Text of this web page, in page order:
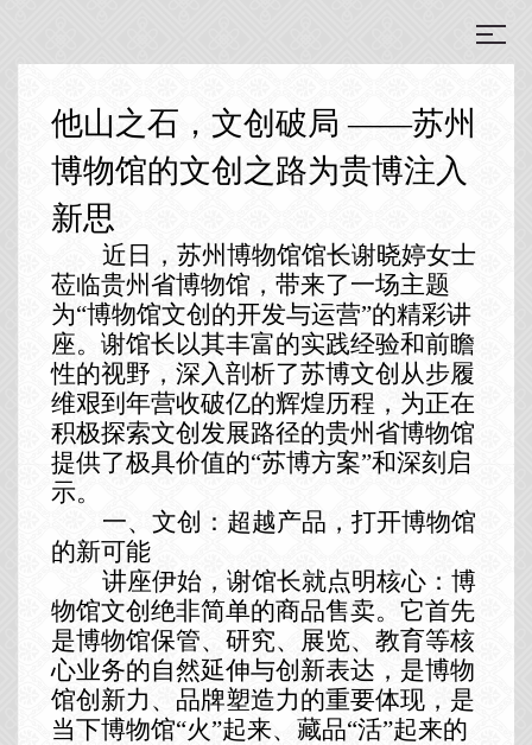
他山之石，文创破局 ——苏州
博物馆的文创之路为贵博注入
新思
近日，苏州博物馆馆长谢晓婷女士
莅临贵州省博物馆，带来了一场主题
为“博物馆文创的开发与运营”的精彩讲
座。谢馆长以其丰富的实践经验和前瞻
性的视野，深入剖析了苏博文创从步履
维艰到年营收破亿的辉煌历程，为正在
积极探索文创发展路径的贵州省博物馆
提供了极具价值的“苏博方案”和深刻启
示。
一、文创：超越产品，打开博物馆
的新可能
讲座伊始，谢馆长就点明核心：博
物馆文创绝非简单的商品售卖。它首先
是博物馆保管、研究、展览、教育等核
心业务的自然延伸与创新表达，是博物
馆创新力、品牌塑造力的重要体现，是
当下博物馆“火”起来、藏品“活”起来的